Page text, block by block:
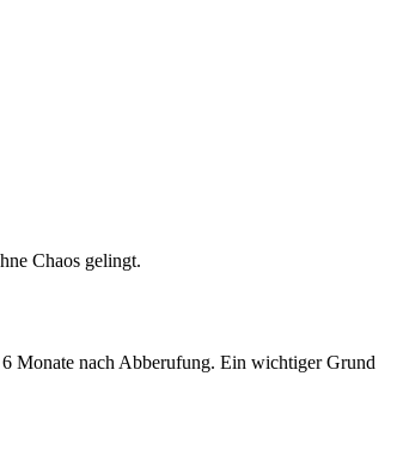
Chaos gelingt.
Monate nach Abberufung. Ein wichtiger Grund